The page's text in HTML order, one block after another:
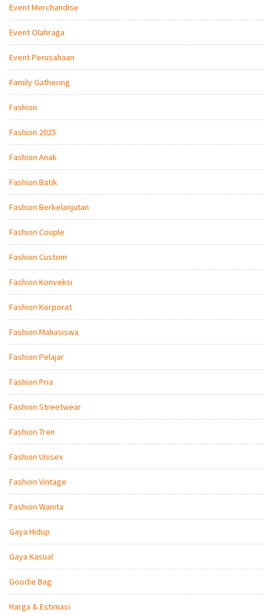
Event Merchandise
Event Olahraga
Event Perusahaan
Family Gathering
Fashion
Fashion 2025
Fashion Anak
Fashion Batik
Fashion Berkelanjutan
Fashion Couple
Fashion Custom
Fashion Konveksi
Fashion Korporat
Fashion Mahasiswa
Fashion Pelajar
Fashion Pria
Fashion Streetwear
Fashion Tren
Fashion Unisex
Fashion Vintage
Fashion Wanita
Gaya Hidup
Gaya Kasual
Goodie Bag
Harga & Estimasi